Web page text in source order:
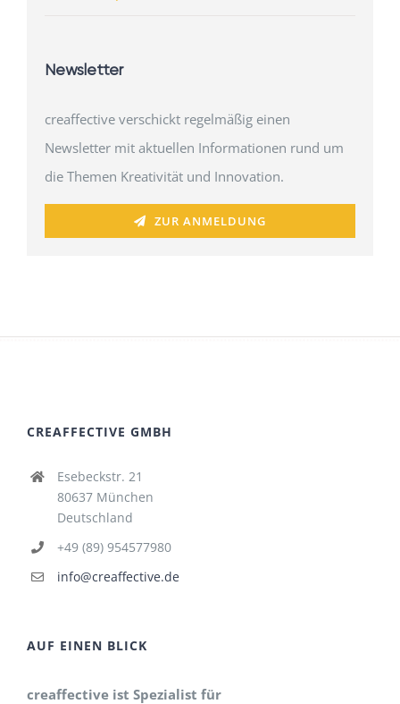
Newsletter
creaffective verschickt regelmäßig einen
Newsletter mit aktuellen Informationen rund um
die Themen Kreativität und Innovation.
ZUR ANMELDUNG
CREAFFECTIVE GMBH
Esebeckstr. 21
80637 München
Deutschland
+49 (89) 954577980
info@creaffective.de
AUF EINEN BLICK
creaffective ist Spezialist für